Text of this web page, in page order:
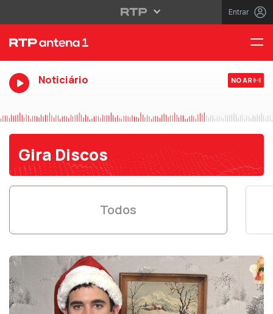
Entrar
Noticiário NO AR
Gira Discos
Todos